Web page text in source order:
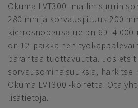
Okuma LVT300 -mallin suurin
280 mm ja sorvauspituus 200
kierrosnopeusalue on 60–4 000
on 12-paikkainen
parantaa tuottavuutta. Jos
sorvausominaisuuksia, harkitse
Okuma LVT300 -konetta. Ota
lisätietoja.